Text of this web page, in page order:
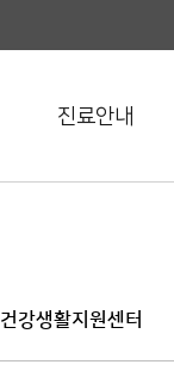
진료안내
건강생활지원센터